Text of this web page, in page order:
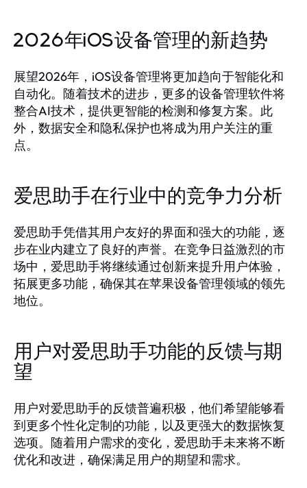
2026年iOS设备管理的新趋势
展望2026年，iOS设备管理将更加趋向于智能化和
自动化。随着技术的进步，更多的设备管理软件将
整合AI技术，提供更智能的检测和修复方案。此
外，数据安全和隐私保护也将成为用户关注的重
点。
爱思助手在行业中的竞争力分析
爱思助手凭借其用户友好的界面和强大的功能，逐
步在业内建立了良好的声誉。在竞争日益激烈的市
场中，爱思助手将继续通过创新来提升用户体验，
拓展更多功能，确保其在苹果设备管理领域的领先
地位。
用户对爱思助手功能的反馈与期
望
用户对爱思助手的反馈普遍积极，他们希望能够看
到更多个性化定制的功能，以及更强大的数据恢复
选项。随着用户需求的变化，爱思助手未来将不断
优化和改进，确保满足用户的期望和需求。